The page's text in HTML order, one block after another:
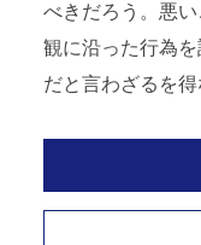
べきだろう。悪
観に沿った行為
だと言わざるを得